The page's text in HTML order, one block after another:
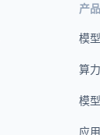
产品
模
算
模
应